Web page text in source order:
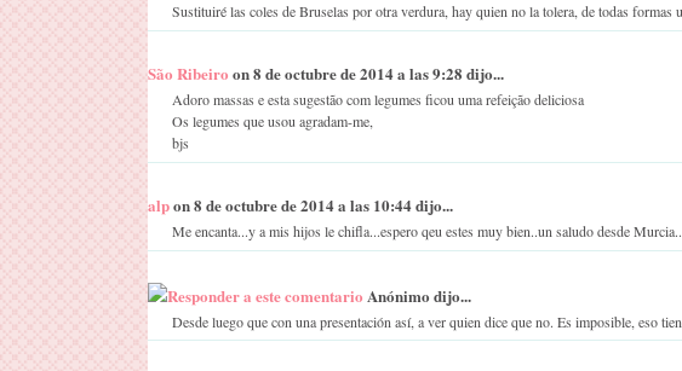
Sustituiré las coles de Bruselas por otra verdura, hay quien no la tolera, de todas formas
São Ribeiro on 8 de octubre de 2014 a las 9:28 dijo...
Adoro massas e esta sugestão com legumes ficou uma refeição deliciosa
Os legumes que usou agradam-me,
bjs
alpon 8 de octubre de 2014 a las 10:44 dijo...
Me encanta...y a mis hijos le chifla...espero qeu estes muy bien..un saludo desde
Responder a este comentario Anónimo dijo...
Desde luego que con una presentación así, a ver quien dice que no. Es imposible, eso